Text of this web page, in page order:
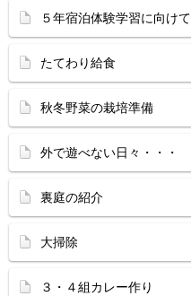
５年宿泊体験学習に向けて
たてわり給食
秋冬野菜の栽培準備
外で遊べない日々・・・
裏庭の紹介
大掃除
３・４組カレー作り